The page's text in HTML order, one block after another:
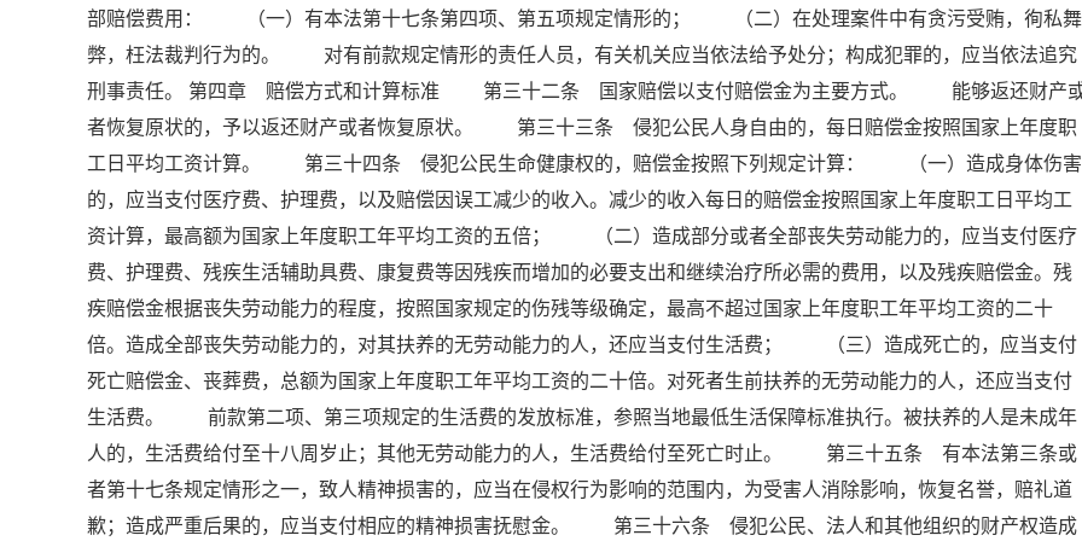
部赔偿费用： （一）有本法第十七条第四项、第五项规定情形的； （二）在处理案件中有贪污受贿，徇私舞
弊，枉法裁判行为的。 对有前款规定情形的责任人员，有关机关应当依法给予处分；构成犯罪的，应当依法追究
刑事责任。 第四章 赔偿方式和计算标准 第三十二条 国家赔偿以支付赔偿金为主要方式。 能够返还财产
者恢复原状的，予以返还财产或者恢复原状。 第三十三条 侵犯公民人身自由的，每日赔偿金按照国家上年度职
工日平均工资计算。 第三十四条 侵犯公民生命健康权的，赔偿金按照下列规定计算： （一）造成身体伤害
的，应当支付医疗费、护理费，以及赔偿因误工减少的收入。减少的收入每日的赔偿金按照国家上年度职工日平均工
资计算，最高额为国家上年度职工年平均工资的五倍； （二）造成部分或者全部丧失劳动能力的，应当支付医疗
费、护理费、残疾生活辅助具费、康复费等因残疾而增加的必要支出和继续治疗所必需的费用，以及残疾赔偿金。残
疾赔偿金根据丧失劳动能力的程度，按照国家规定的伤残等级确定，最高不超过国家上年度职工年平均工资的二十
倍。造成全部丧失劳动能力的，对其扶养的无劳动能力的人，还应当支付生活费； （三）造成死亡的，应当支付
死亡赔偿金、丧葬费，总额为国家上年度职工年平均工资的二十倍。对死者生前扶养的无劳动能力的人，还应当支付
生活费。 前款第二项、第三项规定的生活费的发放标准，参照当地最低生活保障标准执行。被扶养的人是未成年
人的，生活费给付至十八周岁止；其他无劳动能力的人，生活费给付至死亡时止。 第三十五条 有本法第三条或
者第十七条规定情形之一，致人精神损害的，应当在侵权行为影响的范围内，为受害人消除影响，恢复名誉，赔礼道
歉；造成严重后果的，应当支付相应的精神损害抚慰金。 第三十六条 侵犯公民、法人和其他组织的财产权造成